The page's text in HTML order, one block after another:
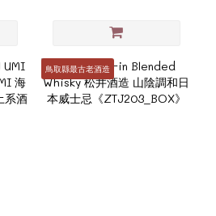
鳥取縣最古老酒造